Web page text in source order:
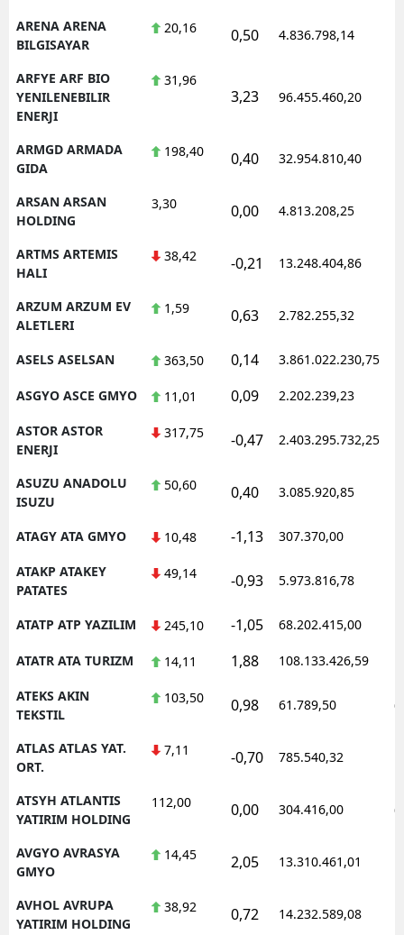
ARENA ARENA
BILGISAYAR
20,16 0,50 4.836.798,14
ARFYE ARF BIO
YENILENEBILIR
ENERJI
31,96
3,23 96.455.460,20
ARMGD ARMADA
GIDA
198,40 0,40 32.954.810,40
ARSAN ARSAN
HOLDING
3,30 0,00 4.813.208,25
ARTMS ARTEMIS
HALI
38,42 -0,21 13.248.404,86
ARZUM ARZUM EV
ALETLERI
1,59 0,63 2.782.255,32
ASELS ASELSAN 363,50 0,14 3.861.022.230,75
ASGYO ASCE GMYO 11,01 0,09 2.202.239,23
ASTOR ASTOR
ENERJI
317,75 -0,47 2.403.295.732,25
ASUZU ANADOLU
ISUZU
50,60 0,40 3.085.920,85
ATAGY ATA GMYO 10,48 -1,13 307.370,00
ATAKP ATAKEY
PATATES
49,14 -0,93 5.973.816,78
ATATP ATP YAZILIM 245,10 -1,05 68.202.415,00
ATATR ATA TURIZM 14,11 1,88 108.133.426,59
ATEKS AKIN
TEKSTIL
103,50 0,98 61.789,50
ATLAS ATLAS YAT.
ORT.
7,11 -0,70 785.540,32
ATSYH ATLANTIS
YATIRIM HOLDING
112,00 0,00 304.416,00
AVGYO AVRASYA
GMYO
14,45 2,05 13.310.461,01
AVHOL AVRUPA
YATIRIM HOLDING
38,92 0,72 14.232.589,08